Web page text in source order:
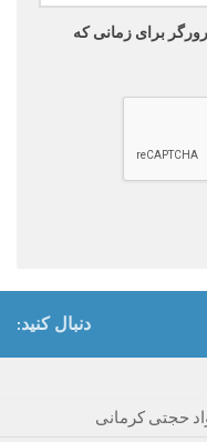
برای زمانی که
دنبال کنید:
حجتی کرمانی